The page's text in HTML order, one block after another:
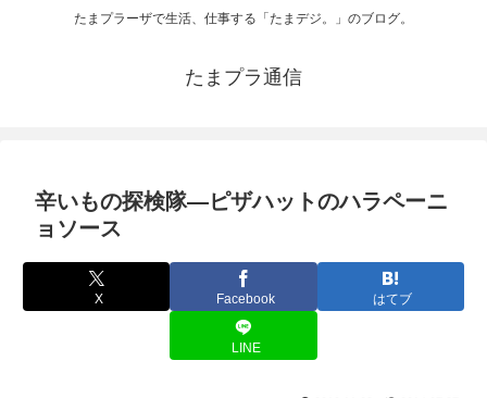
たまプラーザで生活、仕事する「たまデジ。」のブログ。
たまプラ通信
辛いもの探検隊―ピザハットのハラペーニ
ョソース
X Facebook はてブ
LINE